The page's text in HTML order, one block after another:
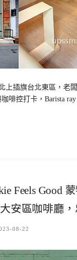
上插旗台北東區，
啡控打卡，Barista
Feels Good
安區咖啡廳
08-22